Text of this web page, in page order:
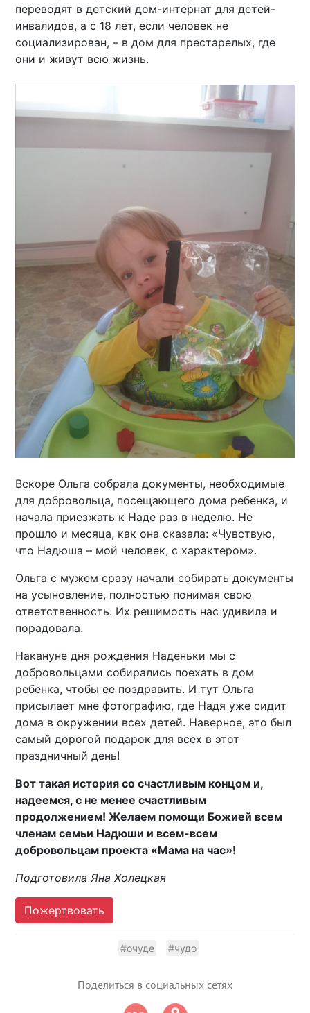
переводят в детский дом-интернат для детей-
инвалидов, а с 18 лет, если человек не
социализирован, – в дом для престарелых, где
они и живут всю жизнь.
Вскоре Ольга собрала документы, необходимые
для добровольца, посещающего дома ребенка, и
начала приезжать к Наде раз в неделю. Не
прошло и месяца, как она сказала: «Чувствую,
что Надюша – мой человек, с характером».
Ольга с мужем сразу начали собирать документы
на усыновление, полностью понимая свою
ответственность. Их решимость нас удивила и
порадовала.
Накануне дня рождения Наденьки мы с
добровольцами собирались поехать в дом
ребенка, чтобы ее поздравить. И тут Ольга
присылает мне фотографию, где Надя уже сидит
дома в окружении всех детей. Наверное, это был
самый дорогой подарок для всех в этот
праздничный день!
Вот такая история со счастливым концом и,
надеемся, с не менее счастливым
продолжением! Желаем помощи Божией всем
членам семьи Надюши и всем-всем
добровольцам проекта «Мама на час»!
Подготовила Яна Холецкая
Пожертвовать
#очуде #чудо
Поделиться в социальных сетях